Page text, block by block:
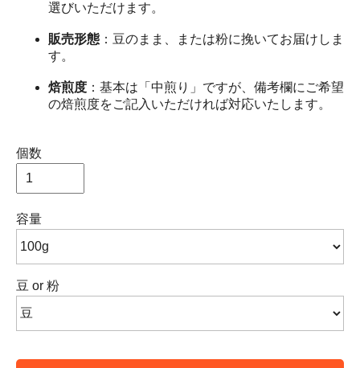
選びいただけます。
販売形態 ：豆のまま、または粉に挽いてお届けしま
す。
焙煎度 ：基本は「中煎り」ですが、備考欄にご希望
の焙煎度をご記入いただければ対応いたします。
個数
容量
豆 or 粉